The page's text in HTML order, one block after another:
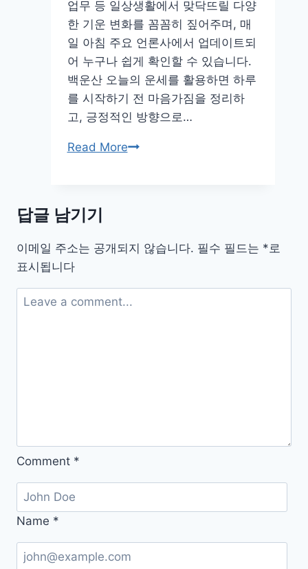
업무 등 일상생활에서 맞닥뜨릴 다양
한 기운 변화를 꼼꼼히 짚어주며, 매
일 아침 주요 언론사에서 업데이트되
어 누구나 쉽게 확인할 수 있습니다.
백운산 오늘의 운세를 활용하면 하루
를 시작하기 전 마음가짐을 정리하
고, 긍정적인 방향으로…
Read More백
세
운
답글 남기기
이메일 주소는 공개되지 않습니다. 필수 필드는 * 로
표시됩니다
Comment *
Name *